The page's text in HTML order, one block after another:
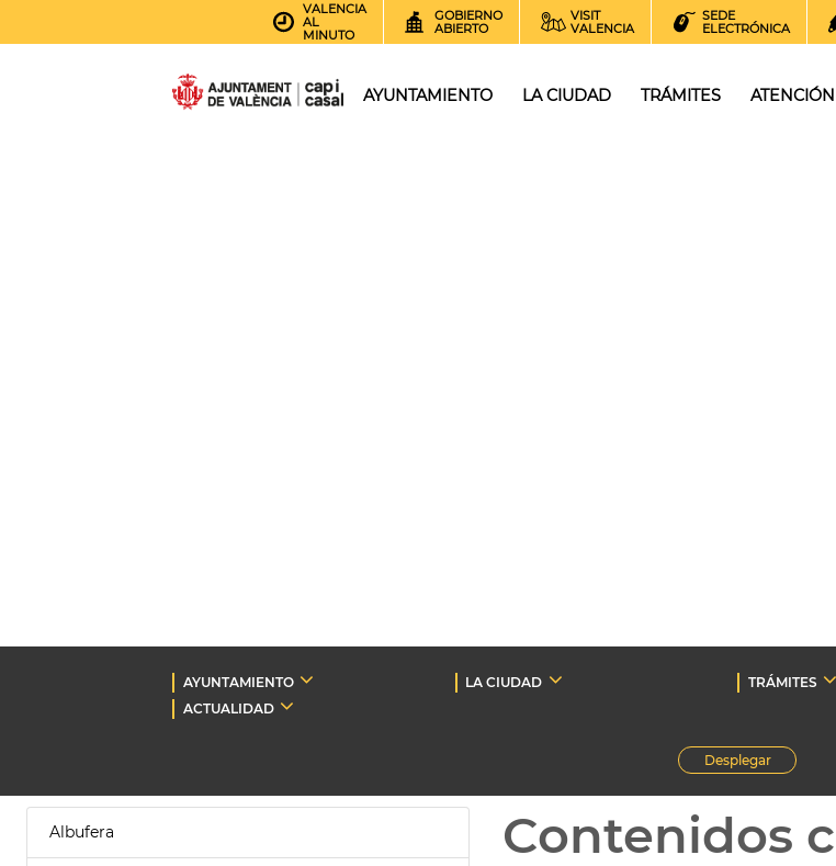
VALENCIA
AL
MINUTO
GOBIERNO
ABIERTO
VISIT
VALENCIA
SEDE
ELECTRÓNICA
AYUNTAMIENTO LA CIUDAD TRÁMITES
AYUNTAMIENTO LA CIUDAD TRÁMITES
ACTUALIDAD
Desplegar
Albufera Contenidos